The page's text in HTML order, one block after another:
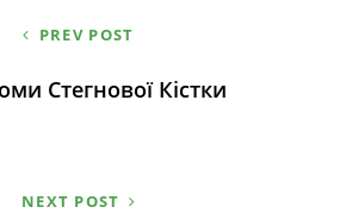
PREV POST
Стегнової Кістки
NEXT POST